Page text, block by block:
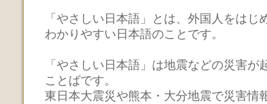
「やさしい日本語」とは、外国人をはじ
わかりやすい日本語のことです。
「やさしい日本語」は地震などの災害が
ことばです。
東日本大震災や熊本・大分地震で災害情